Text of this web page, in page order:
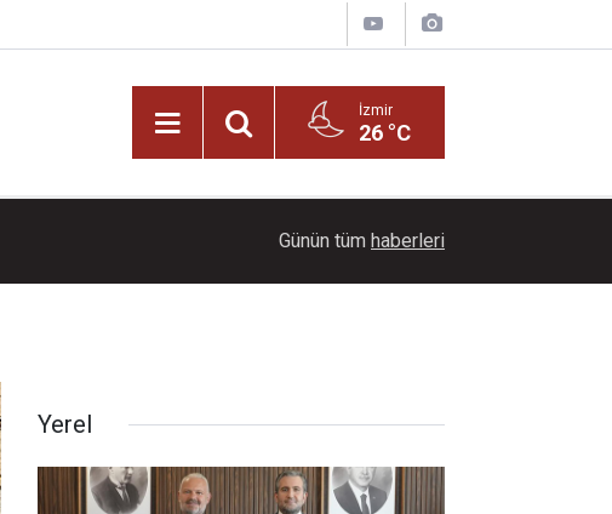
İzmir
26 °C
Ayçiçeği tarlaları ihtişamıyla görenleri büyüledi!
Günün tüm haberleri
Yerel